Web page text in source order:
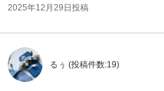
2025年12月29日投稿
るぅ (投稿件数:19)